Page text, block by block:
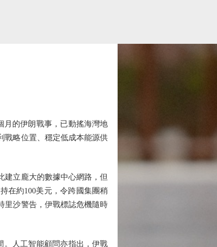
的伊朗戰事，已動搖海灣地
戰略位置、穩定低成本能源供
立龐大的數據中心網路，但
在約100美元，令跨國集團稍
里沙警告，伊戰標誌危機隨時
人工智能顧問亦指出，伊戰